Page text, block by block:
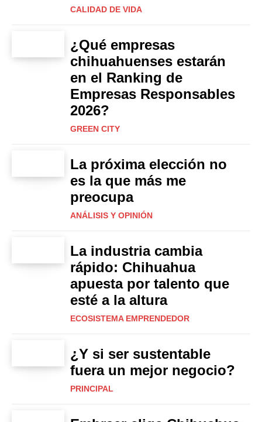
CALIDAD DE VIDA
¿Qué empresas
chihuahuenses estarán
en el Ranking de
Empresas Responsables
2026?
GREEN CITY
La próxima elección no
es la que más me
preocupa
ANÁLISIS Y OPINIÓN
La industria cambia
rápido: Chihuahua
apuesta por talento que
esté a la altura
ECOSISTEMA EMPRENDEDOR
¿Y si ser sustentable
fuera un mejor negocio?
PRINCIPAL